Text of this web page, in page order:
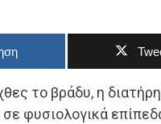
το βράδυ, η
φυσιολογικά